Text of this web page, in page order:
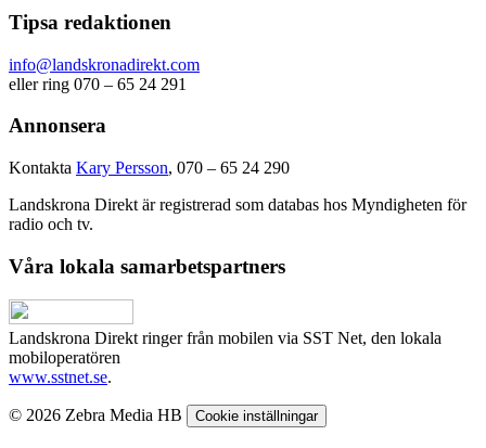
Tipsa redaktionen
info@landskronadirekt.com
eller ring 070 – 65 24 291
Annonsera
Kontakta Kary Persson, 070 – 65 24 290
Landskrona Direkt är registrerad som databas hos Myndigheten för
radio och tv.
Våra lokala samarbetspartners
Landskrona Direkt ringer från mobilen via SST Net, den lokala
mobiloperatören
www.sstnet.se.
© 2026 Zebra Media HB Cookie inställningar